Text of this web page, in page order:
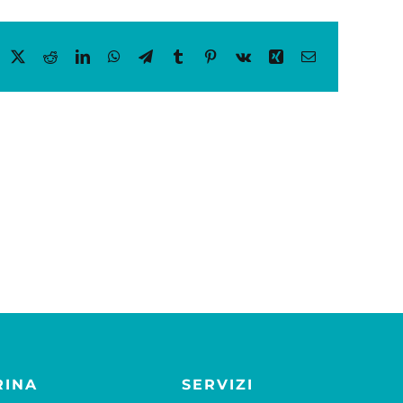
Facebook RedditLinkedInWhatsApp
TelegramTumblr Pinterest
Vk Xing Email
SERVIZI